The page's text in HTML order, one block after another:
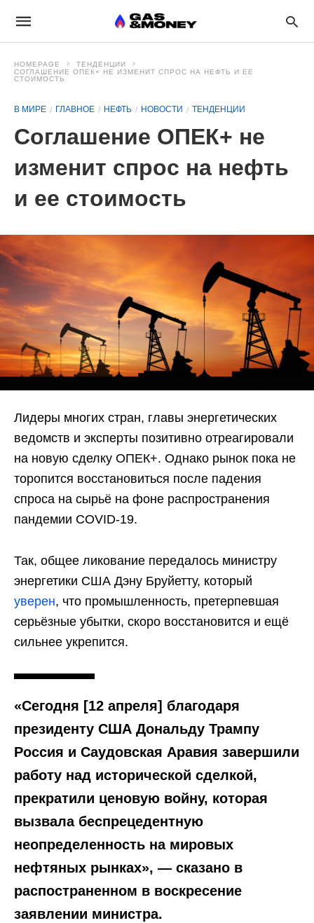
HOMEPAGE
ТЕНДЕНЦИИ
СОГЛАШЕНИЕ ОПЕК+ НЕ ИЗМЕНИТ СПРОС НА НЕФТЬ И ЕЕ
СТОИМОСТЬ
В МИРЕ ГЛАВНОЕ НЕФТЬ НОВОСТИ ТЕНДЕНЦИИ
Соглашение ОПЕК+ не
изменит спрос на нефть
и ее стоимость
Лидеры многих стран, главы энергетических
ведомств и эксперты позитивно отреагировали
на новую сделку ОПЕК+. Однако рынок пока не
торопится восстановиться после падения
спроса на сырьё на фоне распространения
пандемии COVID-19.
Так, общее ликование передалось министру
энергетики США Дэну Бруйетту, который
уверен, что промышленность, претерпевшая
серьёзные убытки, скоро восстановится и ещё
сильнее укрепится.
«Сегодня [12 апреля] благодаря
президенту США Дональду Трампу
Россия и Саудовская Аравия завершили
работу над исторической сделкой,
прекратили ценовую войну, которая
вызвала беспрецедентную
неопределенность на мировых
нефтяных рынках», — сказано в
распостраненном в воскресение
заявлении министра.